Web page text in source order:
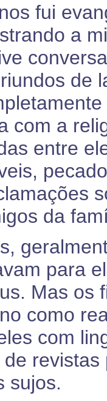
fui
a
de
com a
entre
da
para
Mas os
como
com
sujos.